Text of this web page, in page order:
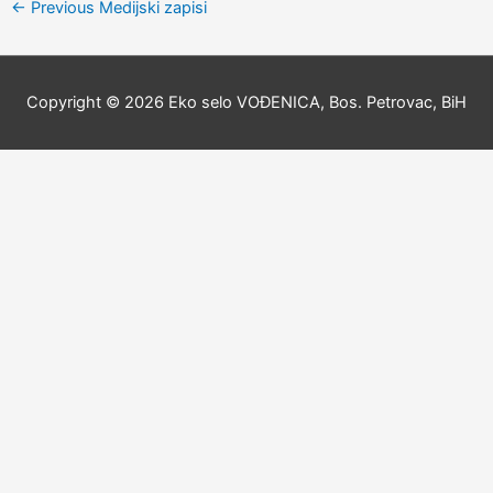
← Previous Medijski zapisi
Copyright © 2026 Eko selo VOĐENICA, Bos. Petrovac, BiH